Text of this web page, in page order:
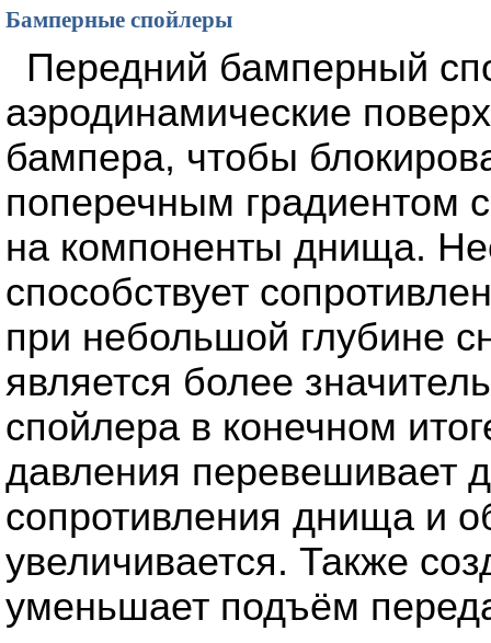
Бамперные спойлеры
Передний бамперный
аэродинамические
бампера, чтобы
поперечным градиентом
на компоненты днища.
способствует
при небольшой глубине
является более
спойлера в конечном
давления перевешивает
сопротивления днища и
увеличивается. Также
уменьшает подъём